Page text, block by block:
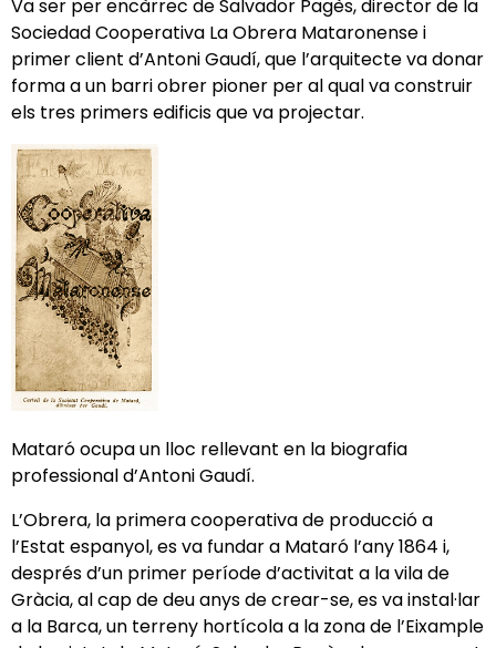
Va ser per encàrrec de Salvador Pagès, director de la
Sociedad Cooperativa La Obrera Mataronense i
primer client d’Antoni Gaudí, que l’arquitecte va donar
forma a un barri obrer pioner per al qual va construir
els tres primers edificis que va projectar.
Mataró ocupa un lloc rellevant en la biografia
professional d’Antoni Gaudí.
L’Obrera, la primera cooperativa de producció a
l’Estat espanyol, es va fundar a Mataró l’any 1864 i,
després d’un primer període d’activitat a la vila de
Gràcia, al cap de deu anys de crear-se, es va instal·lar
a la Barca, un terreny hortícola a la zona de l’Eixample